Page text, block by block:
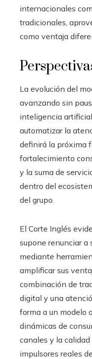
internacionales
tradicionales,
como ventaja
La evolución del
avanzando sin
inteligencia
automatizar la
definirá la próxima
fortalecimiento
y la suma de
dentro del
del grupo.
El Corte Inglés
supone renunciar a
mediante
amplificar sus
combinación de
digital y una
forma a un modelo
dinámicas de
canales y la
impulsores reales